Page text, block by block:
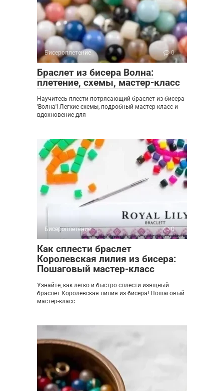
Бисероплетение 0
Браслет из бисера Волна:
плетение, схемы, мастер-класс
Научитесь плести потрясающий браслет из бисера
'Волна'! Легкие схемы, подробный мастер-класс и
вдохновение для
Бисероплетение 0
Как сплести браслет
Королевская лилия из бисера:
Пошаговый мастер-класс
Узнайте, как легко и быстро сплести изящный
браслет Королевская лилия из бисера! Пошаговый
мастер-класс